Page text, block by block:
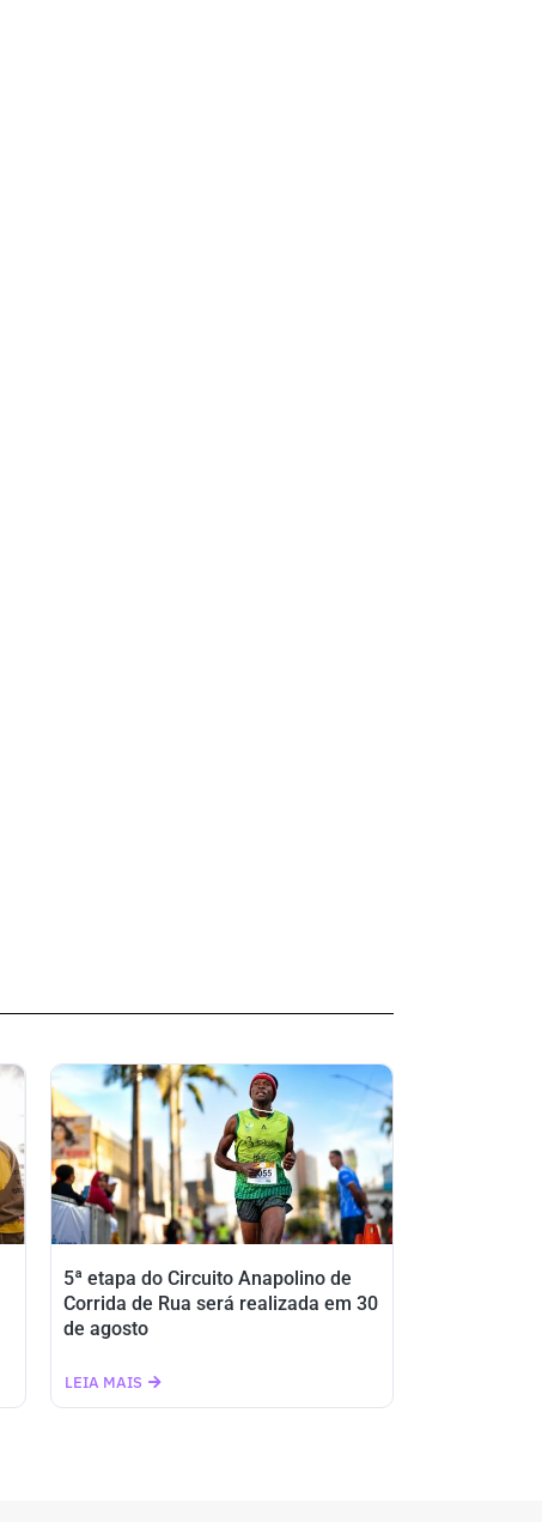
5ª etapa do Circuito Anapolino de
Corrida de Rua será realizada em 30
de agosto
LEIA MAIS